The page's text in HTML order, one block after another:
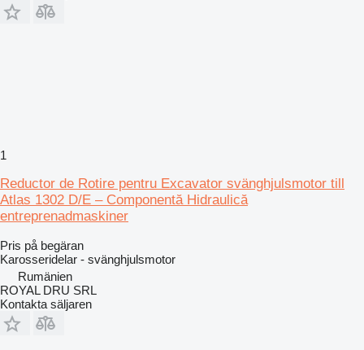
1
Reductor de Rotire pentru Excavator svänghjulsmotor till
Atlas 1302 D/E – Componentă Hidraulică
entreprenadmaskiner
Pris på begäran
Karosseridelar - svänghjulsmotor
Rumänien
ROYAL DRU SRL
Kontakta säljaren